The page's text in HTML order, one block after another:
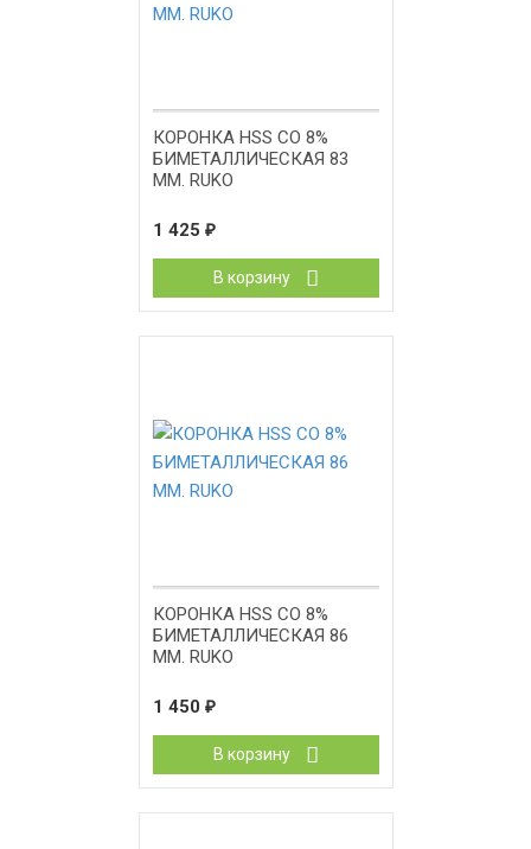
КОРОНКА HSS CO 8%
БИМЕТАЛЛИЧЕСКАЯ 83
ММ. RUKO
1 425 ₽
В корзину
КОРОНКА HSS CO 8%
БИМЕТАЛЛИЧЕСКАЯ 86
ММ. RUKO
1 450 ₽
В корзину